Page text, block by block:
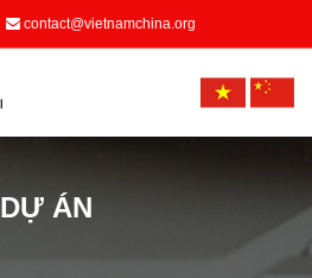
contact@vietnamchina.org
DỰ ÁN